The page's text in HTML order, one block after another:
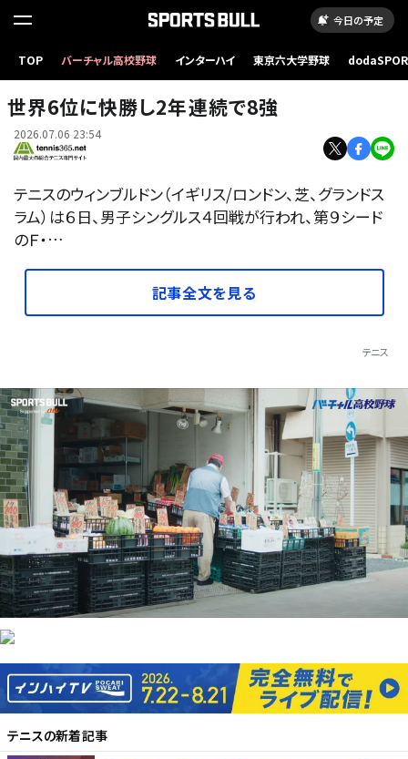
今日の予定
TOP バーチャル高校野球 インターハイ 東京六大学野球
世界6位に快勝し2年連続で8強
2026.07.06 23:54
テニスのウィンブルドン（イギリス/ロンドン、芝、グランドス
ラム）は６日、男子シングルス４回戦が行われ、第９シード
のＦ・…
記事全文を見る
テニス
テニスの新着記事